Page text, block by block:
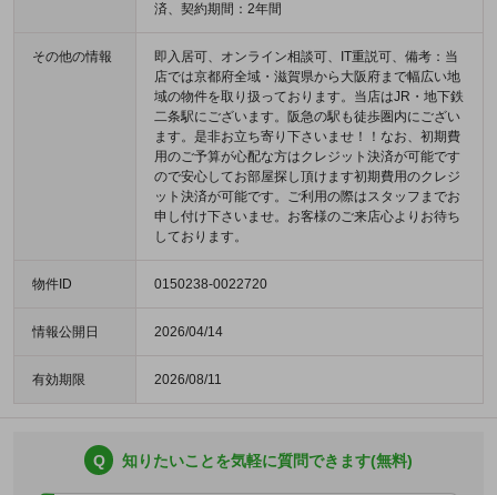
済、契約期間：2年間
その他の情報
即入居可、オンライン相談可、IT重説可、備考：当
店では京都府全域・滋賀県から大阪府まで幅広い地
域の物件を取り扱っております。当店はJR・地下鉄
二条駅にございます。阪急の駅も徒歩圏内にござい
ます。是非お立ち寄り下さいませ！！なお、初期費
用のご予算が心配な方はクレジット決済が可能です
ので安心してお部屋探し頂けます初期費用のクレジ
ット決済が可能です。ご利用の際はスタッフまでお
申し付け下さいませ。お客様のご来店心よりお待ち
しております。
物件ID 0150238-0022720
情報公開日 2026/04/14
有効期限 2026/08/11
Q 知りたいことを気軽に質問できます(無料)